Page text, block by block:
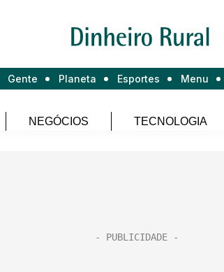
Gente Planeta Esportes Menu
NEGÓCIOS TECNOLOGIA